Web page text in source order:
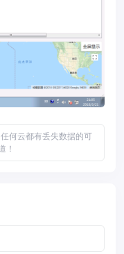
何云都有丢失数据的可
！